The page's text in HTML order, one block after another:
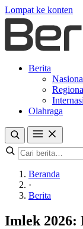
Lompat ke konten
Berita
Olahraga
Beranda
·
Berita
Imlek 2026: